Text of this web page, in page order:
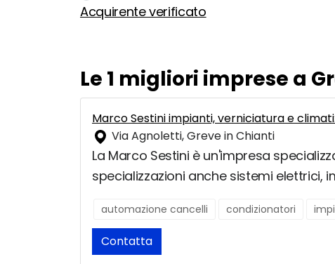
Acquirente verificato
Le 1 migliori imprese a
Marco Sestini impianti, verniciatura e
Via Agnoletti, Greve in Chianti
La Marco Sestini è un'impresa
specializzazioni anche sistemi elettrici,
automazione cancelli condizionatori
Contatta